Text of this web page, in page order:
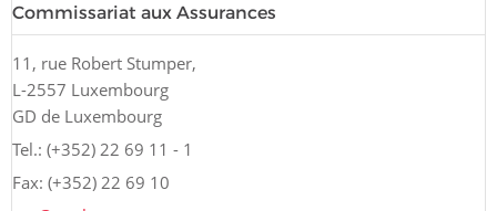
Commissariat aux Assurances
11, rue Robert Stumper,
L-2557 Luxembourg
GD de Luxembourg
Tel.: (+352) 22 69 11 - 1
Fax: (+352) 22 69 10